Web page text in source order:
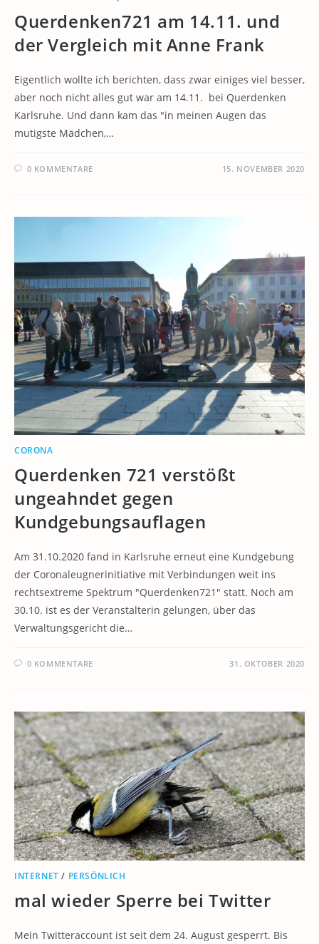
Querdenken721 am 14.11. und
der Vergleich mit Anne Frank
Eigentlich wollte ich berichten, dass zwar einiges viel besser,
aber noch nicht alles gut war am 14.11. bei Querdenken
Karlsruhe. Und dann kam das "in meinen Augen das
mutigste Mädchen,…
0 KOMMENTARE 15. NOVEMBER 2020
CORONA
Querdenken 721 verstößt
ungeahndet gegen
Kundgebungsauflagen
Am 31.10.2020 fand in Karlsruhe erneut eine Kundgebung
der Coronaleugnerinitiative mit Verbindungen weit ins
rechtsextreme Spektrum "Querdenken721" statt. Noch am
30.10. ist es der Veranstalterin gelungen, über das
Verwaltungsgericht die…
0 KOMMENTARE 31. OKTOBER 2020
INTERNET / PERSÖNLICH
mal wieder Sperre bei Twitter
Mein Twitteraccount ist seit dem 24. August gesperrt. Bis